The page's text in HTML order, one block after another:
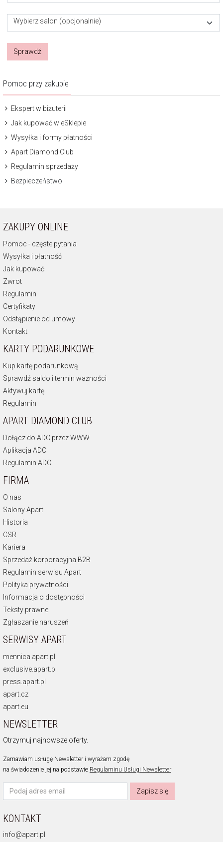
Wybierz salon (opcjonalnie)
Sprawdź
Pomoc przy zakupie
Ekspert w biżuterii
Jak kupować w eSklepie
Wysyłka i formy płatności
Apart Diamond Club
Regulamin sprzedaży
Bezpieczeństwo
ZAKUPY ONLINE
Pomoc - częste pytania
Wysyłka i płatność
Jak kupować
Zwrot
Regulamin
Certyfikaty
Odstąpienie od umowy
Kontakt
KARTY PODARUNKOWE
Kup kartę podarunkową
Sprawdź saldo i termin ważności
Aktywuj kartę
Regulamin
APART DIAMOND CLUB
Dołącz do ADC przez WWW
Aplikacja ADC
Regulamin ADC
FIRMA
O nas
Salony Apart
Historia
CSR
Kariera
Sprzedaż korporacyjna B2B
Regulamin serwisu Apart
Polityka prywatności
Informacja o dostępności
Teksty prawne
Zgłaszanie naruszeń
SERWISY APART
mennica.apart.pl
exclusive.apart.pl
press.apart.pl
apart.cz
apart.eu
NEWSLETTER
Otrzymuj najnowsze oferty.
Zamawiam usługę Newsletter i wyrażam zgodę
na świadczenie jej na podstawie Regulaminu Usługi Newsletter
Zapisz się
KONTAKT
info@apart.pl